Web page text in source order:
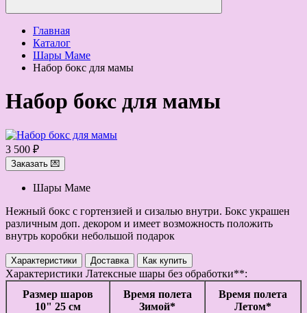
Главная
Каталог
Шары Маме
Набор бокс для мамы
Набор бокс для мамы
3 500 ₽
Заказать 💌
Шары Маме
Нежный бокс с гортензией и сизалью внутри. Бокс украшен
различным доп. декором и имеет возможность положить
внутрь коробки небольшой подарок
Характеристики Доставка Как купить
Характеристики Латексные шары без обработки**:
Размер шаров
10" 25 см
Время полета
Зимой*
Время полета
Летом*